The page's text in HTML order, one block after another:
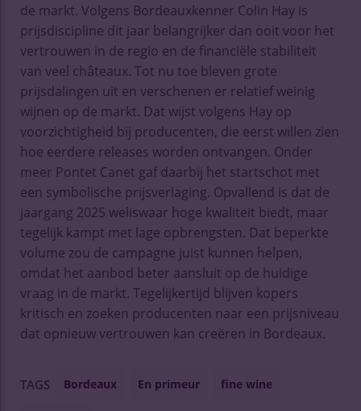
de markt. Volgens Bordeauxkenner Colin Hay is
prijsdiscipline dit jaar belangrijker dan ooit voor het
vertrouwen in de regio en de financiële stabiliteit
van veel châteaux. Tot nu toe bleven grote
prijsdalingen uit en verschenen er relatief weinig
wijnen op de markt. Dat wijst volgens Hay op
voorzichtigheid bij producenten, die eerst willen zien
hoe eerdere releases worden ontvangen. Onder
meer Pontet Canet gaf daarbij het startschot met
een symbolische prijsverlaging. Opvallend is dat de
jaargang 2025 weliswaar hoge kwaliteit biedt, maar
tegelijk kampt met lage opbrengsten. Dat beperkte
volume zou de campagne juist kunnen helpen,
omdat het aanbod beter aansluit op de huidige
vraag in de markt. Tegelijkertijd blijven kopers
kritisch en zoeken producenten naar een prijsniveau
dat opnieuw vertrouwen kan creëren in Bordeaux.
TAGS Bordeaux En primeur fine wine